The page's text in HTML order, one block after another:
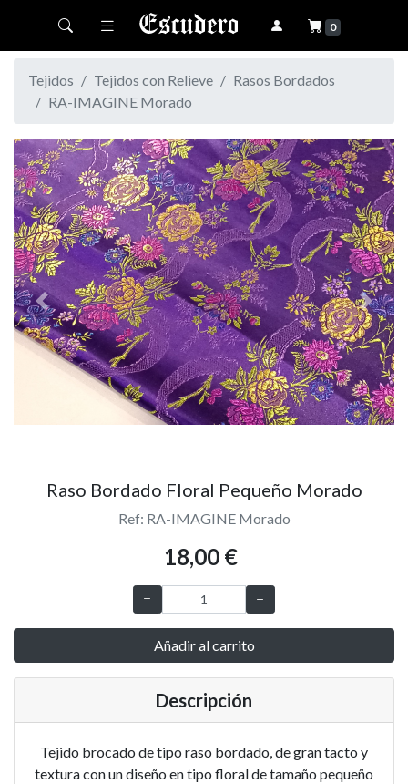
Toggle navigation 0
Tejidos Tejidos con Relieve
Rasos Bordados
RA-IMAGINE Morado
Previous Next
Raso Bordado Floral Pequeño Morado
Ref: RA-IMAGINE Morado
18,00 €
Añadir al carrito
Descripción
Tejido brocado de tipo raso bordado, de gran tacto y
textura con un diseño en tipo floral de tamaño pequeño